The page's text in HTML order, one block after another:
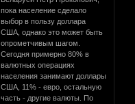
пока население сделало
выбор в пользу доллара
США, однако это может быть
опрометчивым шагом.
Сегодня примерно 80% в
валютных операциях
населения занимают доллары
США, 11% - евро, остальную
часть - другие валюты. По